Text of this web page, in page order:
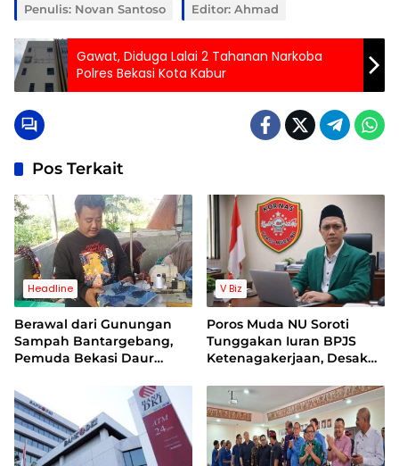
Penulis: Novan Santoso Editor: Ahmad
Gawat, Diduga Lalai 2 Tahanan Narkoba
Polres Bekasi Kota Kabur
Pos Terkait
Headline
Berawal dari Gunungan
Sampah Bantargebang,
Pemuda Bekasi Daur
Raup Puluhan Juta dan
Tembus Pasar Jepang
Serta Inggris
V Biz
Poros Muda NU Soroti
Tunggakan Iuran BPJS
Ketenagakerjaan, Desak